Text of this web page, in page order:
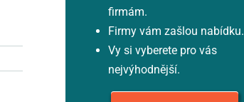
firmám.
Firmy vám zašlou nabídku.
Vy si vyberete pro vás
nejvýhodnější.